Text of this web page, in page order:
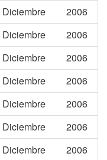
Diciembre
2006
Diciembre
2006
Diciembre
2006
Diciembre
2006
Diciembre
2006
Diciembre
2006
Diciembre
2006